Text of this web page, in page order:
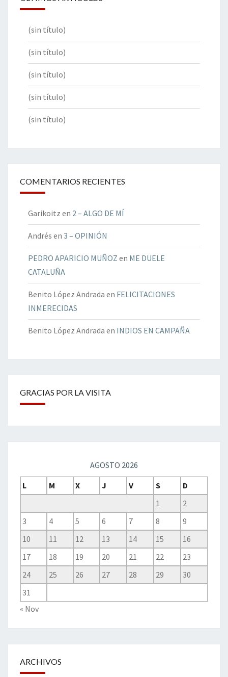
(sin título)
(sin título)
(sin título)
(sin título)
(sin título)
COMENTARIOS RECIENTES
Garikoitz en 2 – ALGO DE MÍ
Andrés en 3 – OPINIÓN
PEDRO APARICIO MUÑOZ en ME DUELE
CATALUÑA
Benito López Andrada en FELICITACIONES
INMERECIDAS
Benito López Andrada en INDIOS EN CAMPAÑA
GRACIAS POR LA VISITA
AGOSTO 2026
L
M X J V S
D
1
2
3
4 5 6 7 8
9
10
11 12 13 14 15
16
17
18 19 20 21 22
23
24
25 26 27 28 29
30
31
« Nov
ARCHIVOS